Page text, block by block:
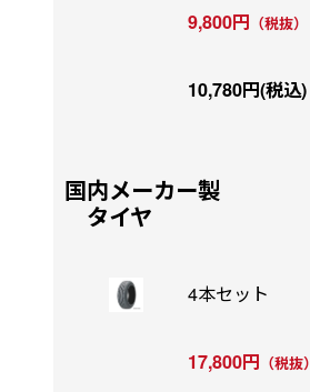
9,800円 （税抜）
10,780円(税込)
国内メーカー製
タイヤ
4本セット
17,800円 （税抜）